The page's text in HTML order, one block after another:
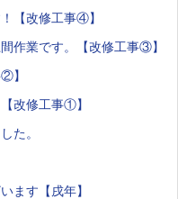
【改修工事④】
作業です。【改修工事③】
】
改修工事①】
た。
ます【戌年】